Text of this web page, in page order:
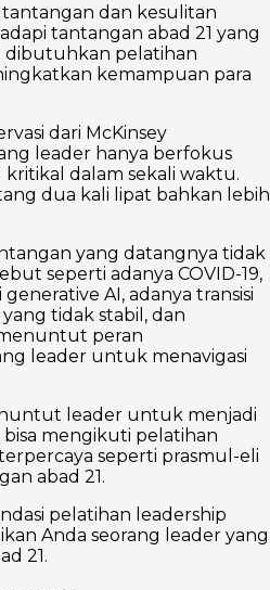
dan kesulitan
tantangan abad 21 yang
dibutuhkan pelatihan
kemampuan para
dari McKinsey
leader hanya berfokus
dalam sekali waktu.
dua kali lipat bahkan lebih
yang datangnya tidak
seperti adanya COVID-19,
AI, adanya transisi
tidak stabil, dan
peran
leader untuk menavigasi
leader untuk menjadi
bisa mengikuti pelatihan
seperti prasmul-eli
abad 21.
pelatihan leadership
Anda seorang leader yang
21.